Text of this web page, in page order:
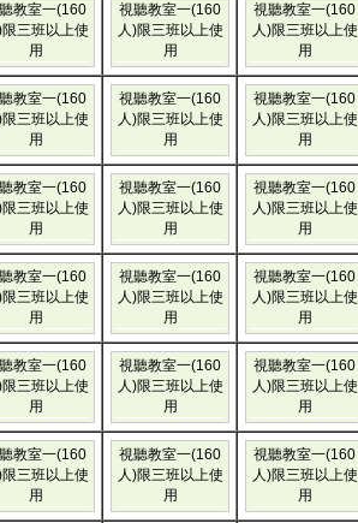
教室一(160
限三班以上使
用
視聽教室一(160
人)限三班以上使
用
視聽教室一(160
人)限三班以上使
用
教室一(160
限三班以上使
用
視聽教室一(160
人)限三班以上使
用
視聽教室一(160
人)限三班以上使
用
教室一(160
限三班以上使
用
視聽教室一(160
人)限三班以上使
用
視聽教室一(160
人)限三班以上使
用
教室一(160
限三班以上使
用
視聽教室一(160
人)限三班以上使
用
視聽教室一(160
人)限三班以上使
用
教室一(160
限三班以上使
用
視聽教室一(160
人)限三班以上使
用
視聽教室一(160
人)限三班以上使
用
教室一(160
限三班以上使
用
視聽教室一(160
人)限三班以上使
用
視聽教室一(160
人)限三班以上使
用